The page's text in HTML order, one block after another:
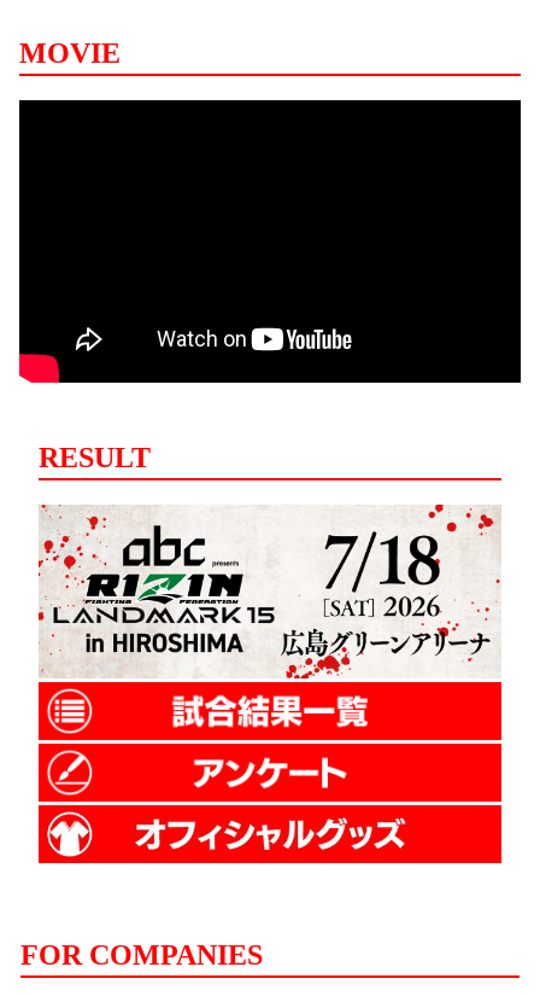
MOVIE
RESULT
FOR COMPANIES